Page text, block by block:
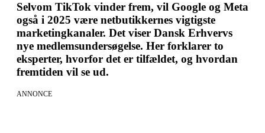
Selvom TikTok vinder frem, vil Google og Meta
også i 2025 være netbutikkernes vigtigste
marketingkanaler. Det viser Dansk Erhvervs
nye medlemsundersøgelse. Her forklarer to
eksperter, hvorfor det er tilfældet, og hvordan
fremtiden vil se ud.
ANNONCE